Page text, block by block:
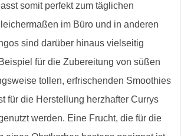
somit perfekt zum täglichen
im Büro und in anderen
sind darüber hinaus vielseitig
für die Zubereitung von süßen
tollen, erfrischenden Smoothies
für die Herstellung herzhafter Currys
werden. Eine Frucht, die für die